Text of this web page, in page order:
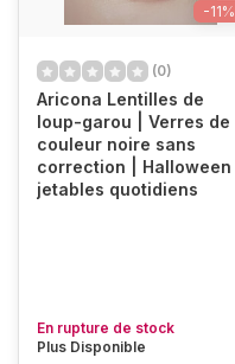
-11%
(0)
Aricona Lentilles de
loup-garou | Verres de
couleur noire sans
correction | Halloween
jetables quotidiens
En rupture de stock
Plus Disponible